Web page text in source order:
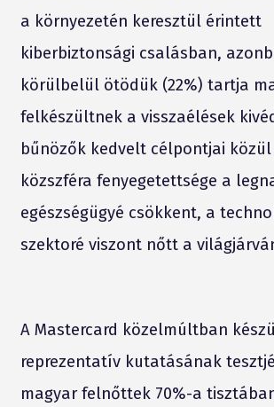
a környezetén keresztül érintett
kiberbiztonsági csalásban,
körülbelül ötödük (22%) tartja
felkészültnek a visszaélések
bűnözők kedvelt célpontjai
közszféra fenyegetettsége a
egészségügyé csökkent, a
szektoré viszont nőtt a
A Mastercard közelmúltban
reprezentatív kutatásának
magyar felnőttek 70%-a